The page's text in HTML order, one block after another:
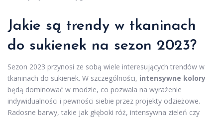
Jakie są trendy w tkaninach
do sukienek na sezon 2023?
Sezon 2023 przynosi ze sobą wiele interesujących trendów w
tkaninach do sukienek. W szczególności, intensywne kolory
będą dominować w modzie, co pozwala na wyrażenie
indywidualności i pewności siebie przez projekty odzieżowe.
Radosne barwy, takie jak głęboki róż, intensywna zieleń czy